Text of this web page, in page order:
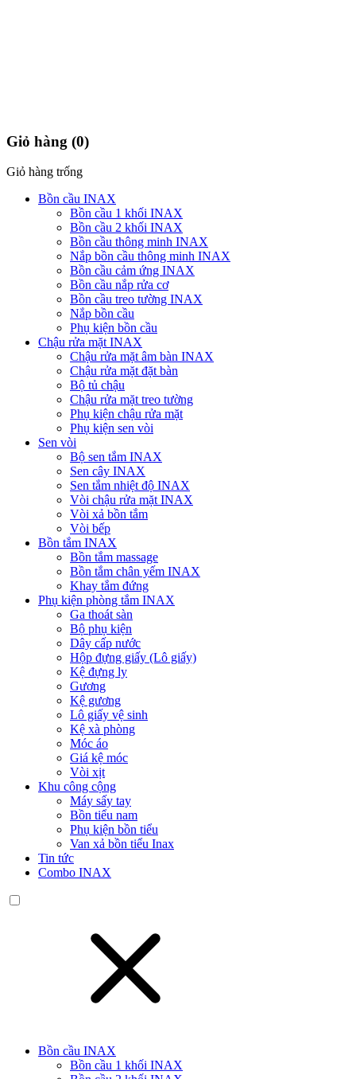
Giỏ hàng (0)
Giỏ hàng trống
Bồn cầu INAX
Bồn cầu 1 khối INAX
Bồn cầu 2 khối INAX
Bồn cầu thông minh INAX
Nắp bồn cầu thông minh INAX
Bồn cầu cảm ứng INAX
Bồn cầu nắp rửa cơ
Bồn cầu treo tường INAX
Nắp bồn cầu
Phụ kiện bồn cầu
Chậu rửa mặt INAX
Chậu rửa mặt âm bàn INAX
Chậu rửa mặt đặt bàn
Bộ tủ chậu
Chậu rửa mặt treo tường
Phụ kiện chậu rửa mặt
Phụ kiện sen vòi
Sen vòi
Bộ sen tắm INAX
Sen cây INAX
Sen tắm nhiệt độ INAX
Vòi chậu rửa mặt INAX
Vòi xả bồn tắm
Vòi bếp
Bồn tắm INAX
Bồn tắm massage
Bồn tắm chân yếm INAX
Khay tắm đứng
Phụ kiện phòng tắm INAX
Ga thoát sàn
Bộ phụ kiện
Dây cấp nước
Hộp đựng giấy (Lô giấy)
Kệ đựng ly
Gương
Kệ gương
Lô giấy vệ sinh
Kệ xà phòng
Móc áo
Giá kệ móc
Vòi xịt
Khu công cộng
Máy sấy tay
Bồn tiểu nam
Phụ kiện bồn tiểu
Van xả bồn tiểu Inax
Tin tức
Combo INAX
Bồn cầu INAX
Bồn cầu 1 khối INAX